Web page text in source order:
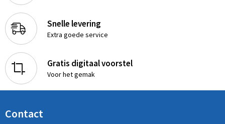
Snelle levering
Extra goede service
Gratis digitaal voorstel
Voor het gemak
Contact